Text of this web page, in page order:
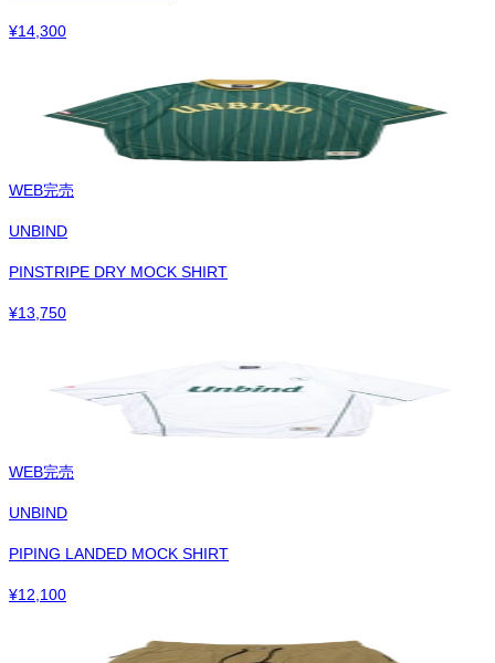
¥14,300
WEB完売
UNBIND
PINSTRIPE DRY MOCK SHIRT
¥13,750
WEB完売
UNBIND
PIPING LANDED MOCK SHIRT
¥12,100